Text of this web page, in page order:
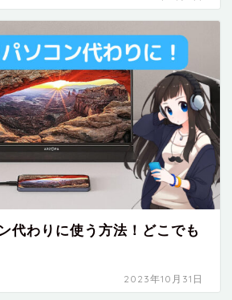
代わりに使う方法！どこでも
2023年10月31日